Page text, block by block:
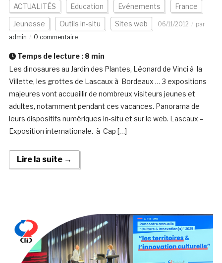
ACTUALITÉS Education Evénements France
Jeunesse Outils in-situ Sites web 06/11/2012
par
admin
0 commentaire
Temps de lecture : 8 min
Les dinosaures au Jardin des Plantes, Léonard de Vinci à la
Villette, les grottes de Lascaux à Bordeaux … 3 expositions
majeures vont accueillir de nombreux visiteurs jeunes et
adultes, notamment pendant ces vacances. Panorama de
leurs dispositifs numériques in-situ et sur le web. Lascaux –
Exposition internationale. à Cap […]
Lire la suite →